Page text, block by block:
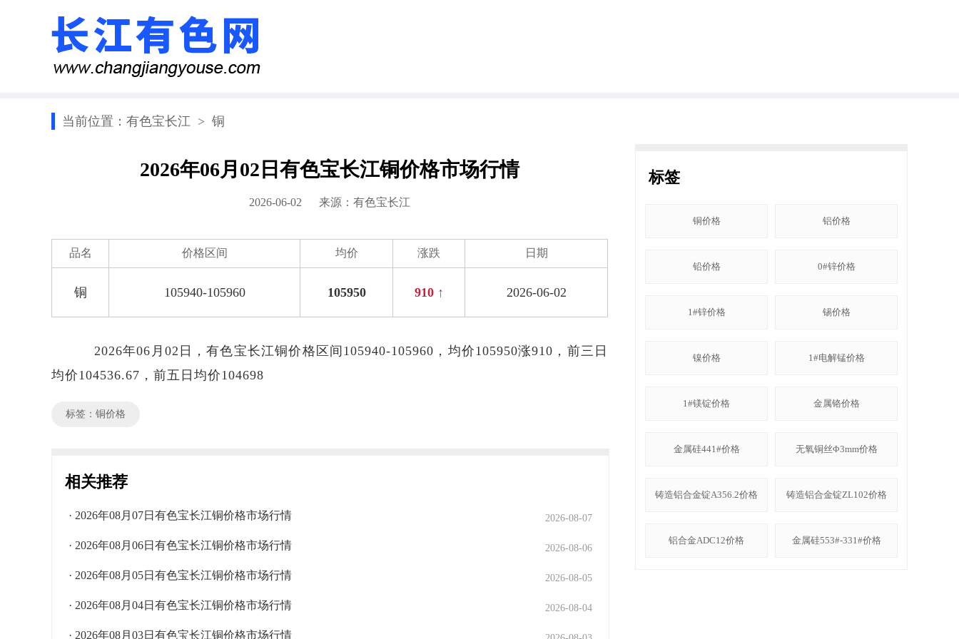
当前位置： 有色宝长江 > 铜
2026年06月02日有色宝长江铜价格市场行情
2026-06-02 来源： 有色宝长江
品名 价格区间 均价 涨跌 日期
铜 105940-105960 105950 910 ↑ 2026-06-02
2026年06月02日，有色宝长江铜价格区间105940-105960，均价105950涨910，前三日
均价104536.67，前五日均价104698
标签：铜价格
相关推荐
· 2026年08月07日有色宝长江铜价格市场行情 2026-08-07
· 2026年08月06日有色宝长江铜价格市场行情 2026-08-06
· 2026年08月05日有色宝长江铜价格市场行情 2026-08-05
· 2026年08月04日有色宝长江铜价格市场行情 2026-08-04
· 2026年08月03日有色宝长江铜价格市场行情
标签
铜价格 铝价格
铅价格 0#锌价格
1#锌价格 锡价格
镍价格 1#电解锰价格
1#镁锭价格 金属铬价格
金属硅441#价格 无氧铜丝Φ3mm价格
铸造铝合金锭A356.2价格 铸造铝合金锭ZL102价格
铝合金ADC12价格 金属硅553#-331#价格